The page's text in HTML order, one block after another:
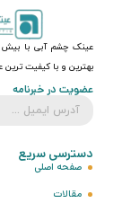
بهترین و با کیفیت
عضویت در خبرنامه
دسترسی سریع
صفحه اصلی
مقالات